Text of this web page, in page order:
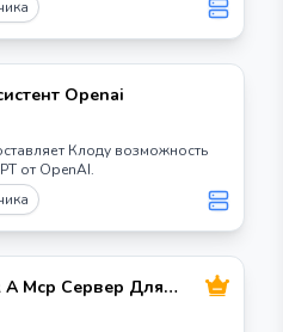
Openai
Клоду возможность
от OpenAI.
A Mcp Сервер Для